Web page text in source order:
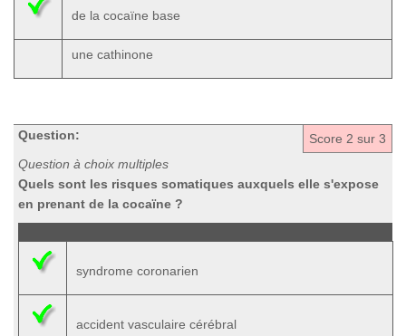
de la cocaïne base
une cathinone
Score 2 sur 3
Question:
Question à choix multiples
Quels sont les risques somatiques auxquels elle s'expose
en prenant de la cocaïne ?
syndrome coronarien
accident vasculaire cérébral